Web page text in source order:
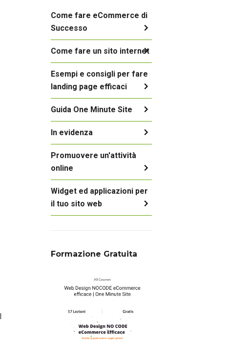
Come fare eCommerce di
Successo
Come fare un sito internet
Esempi e consigli per fare
landing page efficaci
Guida One Minute Site
In evidenza
Promuovere un'attività
online
Widget ed applicazioni per
il tuo sito web
Formazione Gratuita